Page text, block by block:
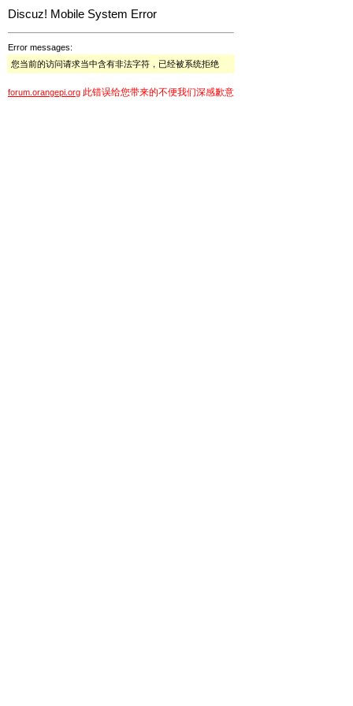
Discuz! Mobile System Error
Error messages:
您当前的访问请求当中含有非法字符，已经被系统拒绝
forum.orangepi.org 此错误给您带来的不便我们深感歉意